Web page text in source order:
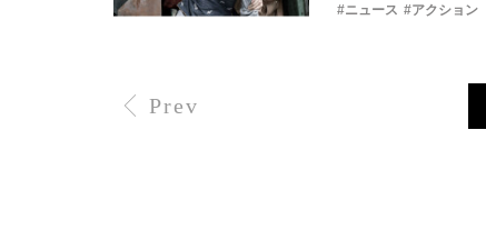
#ニュース #アクション
Prev